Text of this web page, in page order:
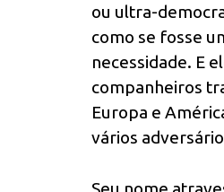
ou ultra-
como se fosse
necessidade. E
companheiros
Europa e
vários